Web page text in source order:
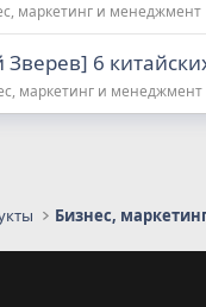
маркетинг и менеджмент
6
маркетинг и менеджмент
почта
Бизнес,